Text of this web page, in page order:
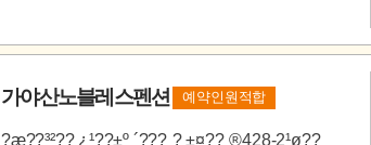
가야산노블레스펜션 예약인원적합
?æ??³²?? ¿¹??±º ´???¸? ±¤??¸®428-2¹ø??